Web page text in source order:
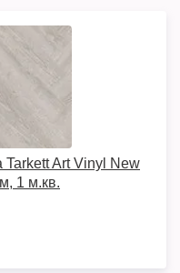
Tarkett Art Vinyl New
1 м.кв.